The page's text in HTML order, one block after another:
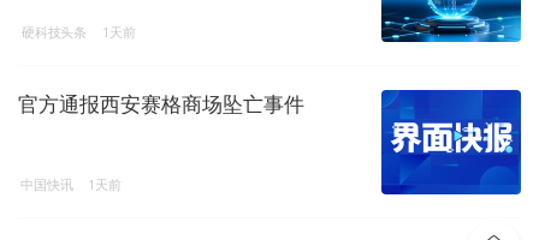
硬科技头条 1天前
官方通报西安赛格商场坠亡事件
中国快讯 1天前